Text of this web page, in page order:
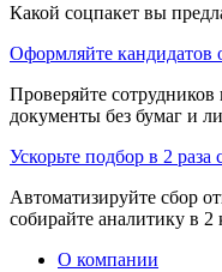
Какой соцпакет вы
Оформляйте кандидатов
Проверяйте
документы без бумаг и
Ускорьте подбор в 2 раза
Автоматизируйте сбор
собирайте аналитику в 2
О компании